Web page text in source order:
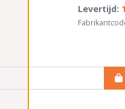
Levertijd: